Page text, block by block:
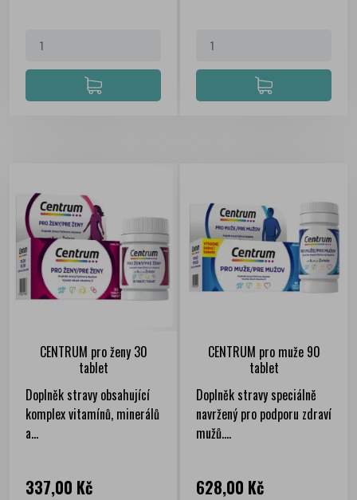
CENTRUM pro ženy 30
tablet
Doplněk stravy obsahující
komplex vitamínů, minerálů
a...
Cena
337,00 Kč
CENTRUM pro muže 90
tablet
Doplněk stravy speciálně
navržený pro podporu zdraví
mužů....
Cena
628,00 Kč